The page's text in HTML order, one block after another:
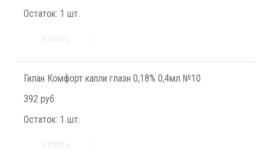
Остаток: 1 шт.
Гилан Комфорт капли глазн 0,18% 0,4мл №10
392 руб.
Остаток: 1 шт.